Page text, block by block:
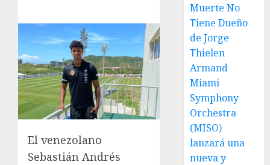
El venezolano
Sebastián Andrés
Muerte No
Tiene Dueño
de Jorge
Thielen
Armand
Miami
Symphony
Orchestra
(MISO)
lanzará una
nueva y